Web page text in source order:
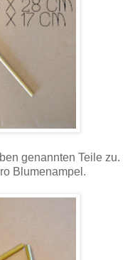
genannten Teile zu.
Blumenampel.